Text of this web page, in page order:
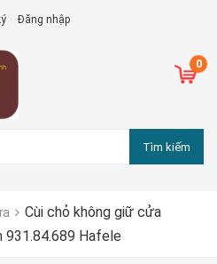
Đăng nhập
0
Tìm kiếm
Cùi chỏ không giữ cửa
931.84.689 Hafele